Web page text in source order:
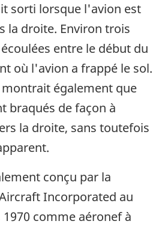
sorti lorsque l'avion est
la droite. Environ trois
entre le début du
où l'avion a frappé le sol.
également que
braqués de façon à
la droite, sans toutefois
conçu par la
Incorporated au
comme aéronef à